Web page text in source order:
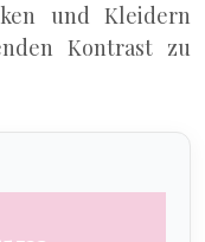
und Kleidern
Kontrast zu